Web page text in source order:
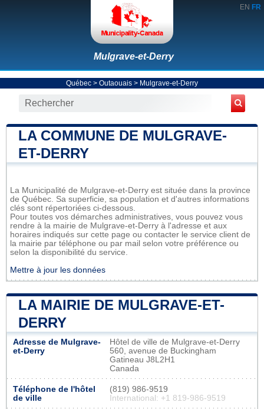
EN FR
Mulgrave-et-Derry
Québec > Outaouais > Mulgrave-et-Derry
LA COMMUNE DE MULGRAVE-
ET-DERRY
La Municipalité de Mulgrave-et-Derry est située dans la province
de Québec. Sa superficie, sa population et d'autres informations
clés sont répertoriées ci-dessous.
Pour toutes vos démarches administratives, vous pouvez vous
rendre à la mairie de Mulgrave-et-Derry à l'adresse et aux
horaires indiqués sur cette page ou contacter le service client de
la mairie par téléphone ou par mail selon votre préférence ou
selon la disponibilité du service.
Mettre à jour les données
LA MAIRIE DE MULGRAVE-ET-
DERRY
Adresse de Mulgrave-
et-Derry
Hôtel de ville de Mulgrave-et-Derry
560, avenue de Buckingham
Gatineau J8L2H1
Canada
Téléphone de l'hôtel
de ville
(819) 986-9519
International: +1 819-986-9519